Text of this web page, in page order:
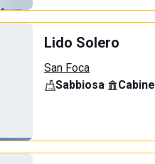
Lido Solero
San Foca
Sabbiosa· Cabine